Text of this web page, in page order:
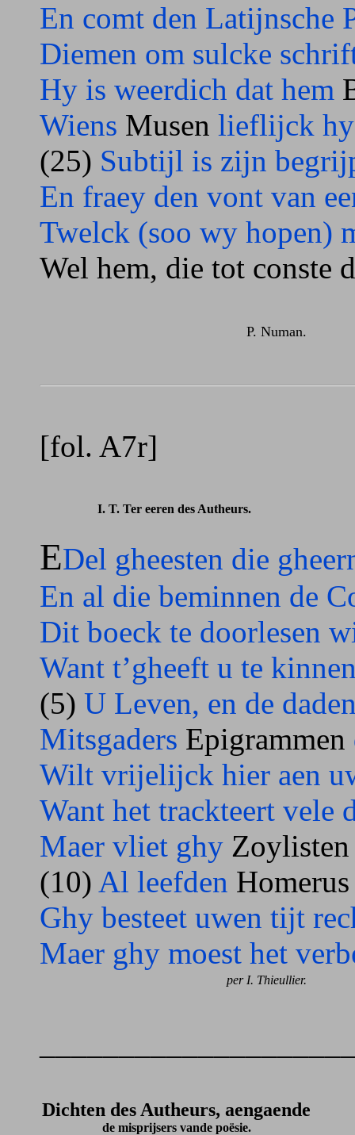
En comt den Latijnsche
Diemen om sulcke
Hy is weerdich dat hem
Wiens Musen lieflijck hy
(25) Subtijl is zijn
En fraey den vont van
Twelck (soo wy hopen)
Wel hem, die tot conste
P. Numan.
[fol. A7r]
I. T. Ter eeren des Autheurs.
EDel gheesten die
En al die beminnen de
Dit boeck te doorlesen
Want t’gheeft u te
(5) U Leven, en de
Mitsgaders Epigrammen
Wilt vrijelijck hier aen
Want het trackteert vele
Maer vliet ghy
(10) Al leefden
Ghy besteet uwen tijt
Maer ghy moest het
per I. Thieullier.
Dichten des Autheurs, aengaende
de misprijsers vande poësie.